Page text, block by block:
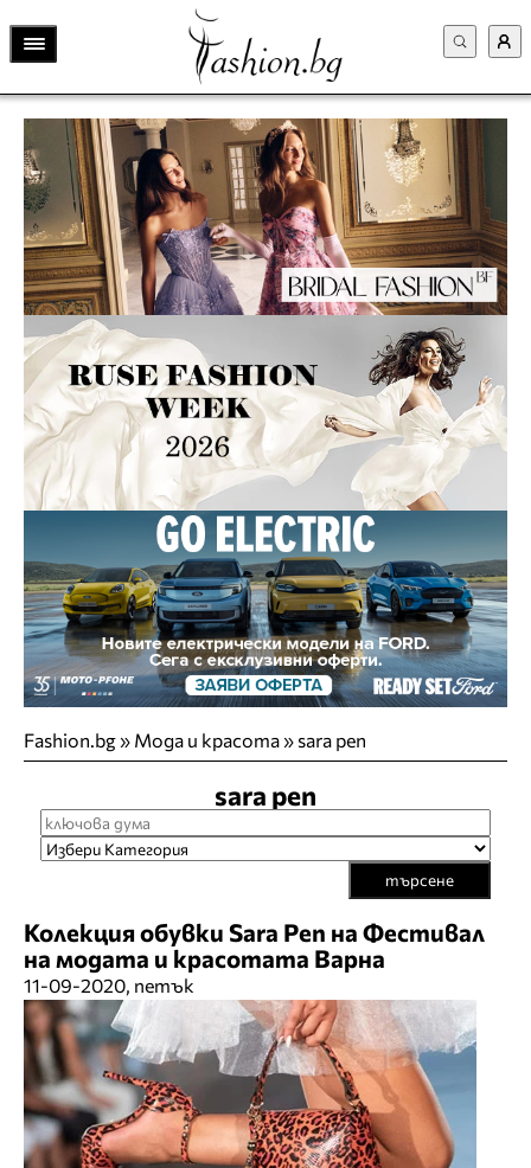
Fashion.bg» Мода и красота» sara pen
sara pen
търсене
Колекция обувки Sara Pen на Фестивал
на модата и красотата Варна
11-09-2020, петък